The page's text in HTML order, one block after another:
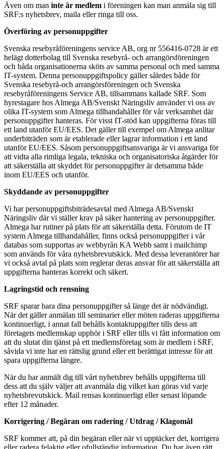
Även om man inte är medlem i föreningen kan man anmäla sig till
SRF:s nyhetsbrev, maila eller ringa till oss.
Överföring av personuppgifter
Svenska resebyråföreningens service AB, org nr 556416-0728 är ett
helägt dotterbolag till Svenska resebyrå- och arrangörsföreningen
och båda organisationerna sköts av samma personal och med samma
IT-system. Denna personuppgiftspolicy gäller således både för
Svenska resebyrå-och arrangörsföreningen och Svenska
resebyråföreningens Service AB, tillsammans kallade SRF. Som
hyrestagare hos Almega AB/Svenskt Näringsliv använder vi oss av
olika IT-system som Almega tillhandahåller för vår verksamhet där
personuppgifter hanteras. För visst IT-stöd kan uppgifterna föras till
ett land utanför EU/EES. Det gäller till exempel om Almega anlitar
underbiträden som är etablerade eller lagrar information i ett land
utanför EU/EES. Såsom personuppgiftsansvariga är vi ansvariga för
att vidta alla rimliga legala, tekniska och organisatoriska åtgärder för
att säkerställa att skyddet för personuppgifter är detsamma både
inom EU/EES och utanför.
Skyddande av personuppgifter
Vi har personuppgiftsbiträdesavtal med Almega AB/Svenskt
Näringsliv där vi ställer krav på säker hantering av personuppgifter.
Almega har rutiner på plats för att säkerställa detta. Förutom de IT
system Almega tillhandahåller, finns också personuppgifter i vår
databas som supportas av webbyrån KA Webb samt i mailchimp
som används för våra nyhetsbrevutskick. Med dessa leverantörer har
vi också avtal på plats som reglerar deras ansvar för att säkerställa att
uppgifterna hanteras korrekt och säkert.
Lagringstid och rensning
SRF sparar bara dina personuppgifter så länge det är nödvändigt.
När det gäller anmälan till seminarier eller möten raderas uppgifterna
kontinuerligt, i annat fall behålls kontaktuppgifter tills dess att
företagets medlemskap upphör i SRF eller tills vi fått information om
att du slutat din tjänst på ett medlemsföretag som är medlem i SRF,
såvida vi inte har en rättslig grund eller ett berättigat intresse för att
spara uppgifterna längre.
När du har anmält dig till vårt nyhetsbrev behålls uppgifterna till
dess att du själv väljer att avanmäla dig vilket kan göras vid varje
nyhetsbrevutskick. Mail rensas kontinuerligt eller senast löpande
efter 12 månader.
Korrigering / Begäran om radering / Utdrag / Klagomål
SRF kommer att, på din begäran eller när vi upptäcker det, korrigera